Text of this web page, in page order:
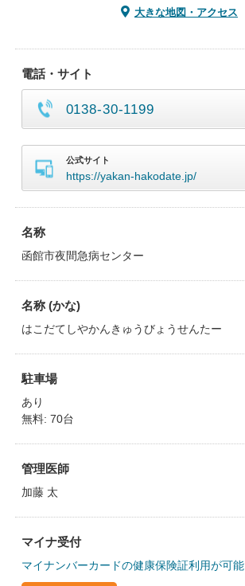
大きな地図・アクセス
電話・サイト
0138-30-1199
公式サイト
https://yakan-hakodate.jp/
名称
函館市夜間急病センター
名称 (かな)
はこだてしやかんきゅうびょうせんたー
駐車場
あり
無料: 70台
管理医師
加藤 太
マイナ受付
マイナンバーカードの健康保険証利用が可能